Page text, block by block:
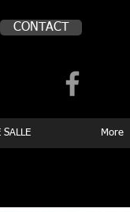
Book a first time
CONTACT
SALLE More